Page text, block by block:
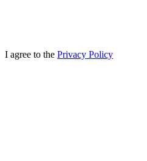
I agree to the Privacy Policy